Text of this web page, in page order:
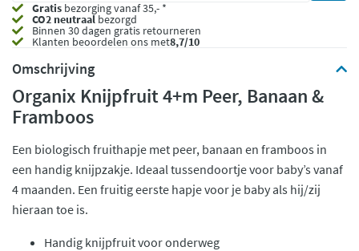
Gratis bezorging vanaf 35,- *
CO2 neutraalbezorgd
Binnen 30 dagen gratis retourneren
Klanten beoordelen ons met8,7/10
Omschrijving
Organix Knijpfruit 4+m Peer, Banaan &
Framboos
Een biologisch fruithapje met peer, banaan en framboos in
een handig knijpzakje. Ideaal tussendoortje voor baby’s vanaf
4 maanden. Een fruitig eerste hapje voor je baby als hij/zij
hieraan toe is.
Handig knijpfruit voor onderweg